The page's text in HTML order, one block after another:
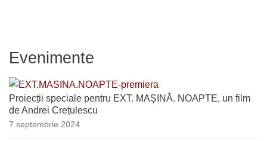
Evenimente
Proiecții speciale pentru EXT. MAȘINĂ. NOAPTE, un film
de Andrei Crețulescu
7 septembrie 2024